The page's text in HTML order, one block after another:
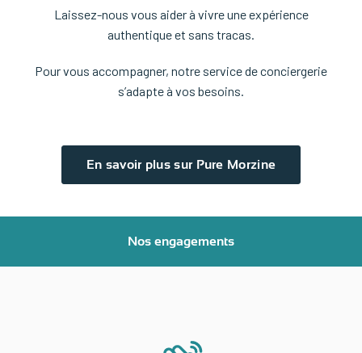
Laissez-nous vous aider à vivre une expérience
authentique et sans tracas.
Pour vous accompagner, notre service de conciergerie
s’adapte à vos besoins.
En savoir plus sur Pure Morzine
Nos engagements